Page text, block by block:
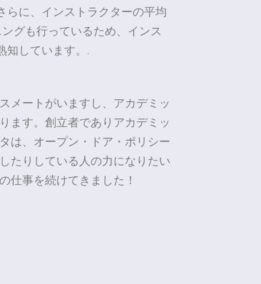
らに、インストラクターの平均
グも行っているため、インス
知しています。.
メートがいますし、アカデミッ
ます。創立者でありアカデミッ
は、オープン・ドア・ポリシー
たりしている人の力になりたい
仕事を続けてきました！